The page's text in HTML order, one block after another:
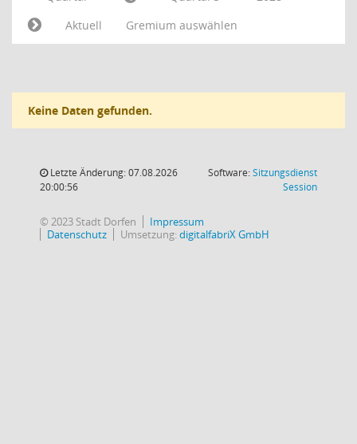
Aktuell
Gremium auswählen
Keine Daten gefunden.
Letzte Änderung: 07.08.2026
20:00:56
Software:Sitzungsdienst
Session(Wird in
© 2023 Stadt Dorfen
Impressum
Datenschutz
Umsetzung:digitalfabriX GmbH